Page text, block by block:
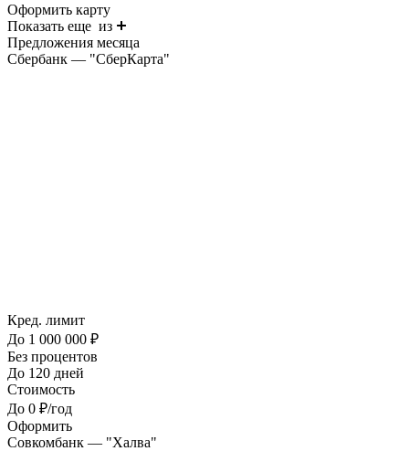
Оформить карту
Показать еще из
Предложения месяца
Сбербанк — "СберКарта"
Кред. лимит
До 1 000 000 ₽
Без процентов
До 120 дней
Стоимость
До 0 ₽/год
Оформить
Совкомбанк — "Халва"